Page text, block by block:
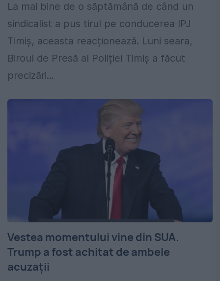
La mai bine de o săptămână de când un
sindicalist a pus tirul pe conducerea IPJ
Timiș, aceasta reacționează. Luni seara,
Biroul de Presă al Poliției Timiș a făcut
precizări...
Vestea momentului vine din SUA.
Trump a fost achitat de ambele
acuzaţii